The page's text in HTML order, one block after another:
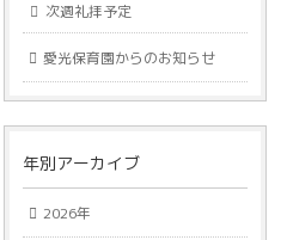
次週礼拝予定
愛光保育園からのお知らせ
年別アーカイブ
2026年